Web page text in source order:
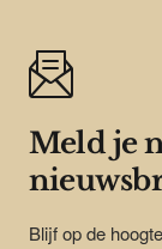
Meld je
Blijf op de